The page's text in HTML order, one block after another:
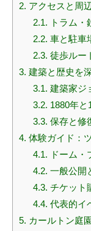
2. アクセスと周
2.1. トラム・
2.2. 車と駐車
2.3. 徒歩ルー
3. 建築と歴史を
3.1. 建築家ジ
3.2. 1880年と
3.3. 保存と修
4. 体験ガイド：
4.1. ドーム
4.2. 一般公開
4.3. チケット
4.4. 代表的イ
5. カールトン庭